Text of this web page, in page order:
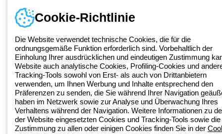
Credits
© Beghelli S.p.A. Sole Shareholder Company - Company subject
00666341201 - Registered in the Register of Companies of
Bologna. Fully paid-up capital: 10,000,000 Euro
Cookie-Richtlinie
Die Website verwendet technische Cookies, die für die
ordnungsgemäße Funktion erforderlich sind. Vorbehaltlich der
Einholung Ihrer ausdrücklichen und eindeutigen Zustimmung
Website auch analytische Cookies, Profiling-Cookies und
Tracking-Tools sowohl von Erst- als auch von Drittanbietern
verwenden, um Ihnen Werbung und Inhalte entsprechend den
Präferenzen zu senden, die Sie während Ihrer Navigation
haben im Netzwerk sowie zur Analyse und Überwachung Ihres
Verhaltens während der Navigation. Weitere Informationen zu
der Website eingesetzten Cookies und Tracking-Tools sowie die
Zustimmung zu allen oder einigen Cookies finden Sie in der